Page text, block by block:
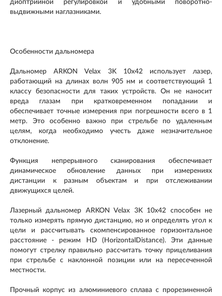
диоптрийной регулировкой и удобными поворотно-
выдвижными наглазниками.
Особенности дальномера
Дальномер ARKON Velax 3K 10x42 использует лазер,
работающий на длинах волн 905 нм и соответствующий 1
классу безопасности для таких устройств. Он не наносит
вреда глазам при кратковременном попадании и
обеспечивает точные измерения при погрешности всего в 1
метр. Это особенно важно при стрельбе по удаленным
целям, когда необходимо учесть даже незначительное
отклонение.
Функция непрерывного сканирования обеспечивает
динамическое обновление данных при измерениях
дистанции к разным объектам и при отслеживании
движущихся целей.
Лазерный дальномер ARKON Velax 3K 10x42 способен не
только измерять прямую дистанцию, но и определять угол к
цели и рассчитывать скомпенсированное горизонтальное
расстояние - режим HD (HorizontalDistance). Эти данные
помогут стрелку правильно рассчитать точку прицеливания
при стрельбе с наклонной позиции или на пересеченной
местности.
Прочный корпус из алюминиевого сплава с прорезиненной